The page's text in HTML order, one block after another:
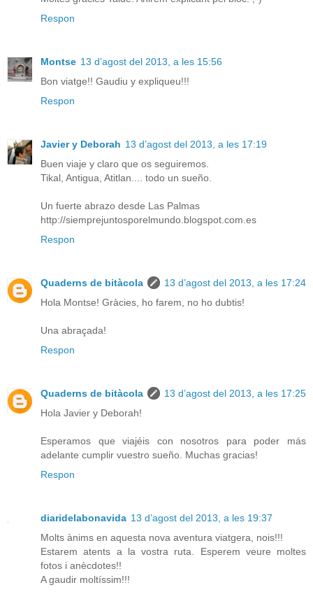
Respon
Montse 13 d’agost del 2013, a les 15:56
Bon viatge!! Gaudiu y expliqueu!!!
Respon
Javier y Deborah 13 d’agost del 2013, a les 17:19
Buen viaje y claro que os seguiremos.
Tikal, Antigua, Atitlan.... todo un sueño.
Un fuerte abrazo desde Las Palmas
http://siemprejuntosporelmundo.blogspot.com.es
Respon
Quaderns de bitàcola
13 d’agost del 2013, a les 17:24
Hola Montse! Gràcies, ho farem, no ho dubtis!
Una abraçada!
Respon
Quaderns de bitàcola
13 d’agost del 2013, a les 17:25
Hola Javier y Deborah!
Esperamos que viajéis con nosotros para poder más
adelante cumplir vuestro sueño. Muchas gracias!
Respon
diaridelabonavida 13 d’agost del 2013, a les 19:37
Molts ànims en aquesta nova aventura viatgera, nois!!!
Estarem atents a la vostra ruta. Esperem veure moltes
fotos i anècdotes!!
A gaudir moltíssim!!!